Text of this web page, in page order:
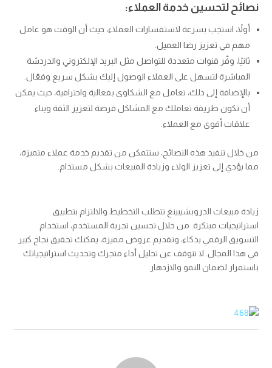
نصائح لتحسين خدمة العملاء:
أولاً، استجب بسرعة لاستفسارات العملاء، حيث أن الوقت هو عامل
مهم في تعزيز رضا العميل.
ثانيًا، وفّر قنوات متعددة للتواصل مثل البريد الإلكتروني والدردشة
المباشرة لتسهل على العملاء الوصول إليك بشكل سريع وفعّال.
بالإضافة إلى ذلك، تعامل مع الشكاوى بفعالية واحترافية، حيث يمكن
أن تكون طريقة تعاملك مع المشاكل فرصة لتعزيز الثقة وبناء
علاقات أقوى مع العملاء.
من خلال تنفيذ هذه النصائح، ستتمكن من تقديم خدمة عملاء متميزة،
مما يؤدي إلى تعزيز الولاء وزيادة المبيعات بشكل مستدام.
زيادة مبيعات الدروبشيبينغ تتطلب التخطيط والالتزام بتطبيق
استراتيجيات مبتكرة. من خلال تحسين تجربة المستخدم، استخدام
التسويق الرقمي بذكاء، وتقديم عروض مميزة، يمكنك تحقيق نجاح كبير
في هذا المجال. لا تتوقف عن تحليل أداء متجرك وتحديث استراتيجياتك
باستمرار لضمان النمو والازدهار.